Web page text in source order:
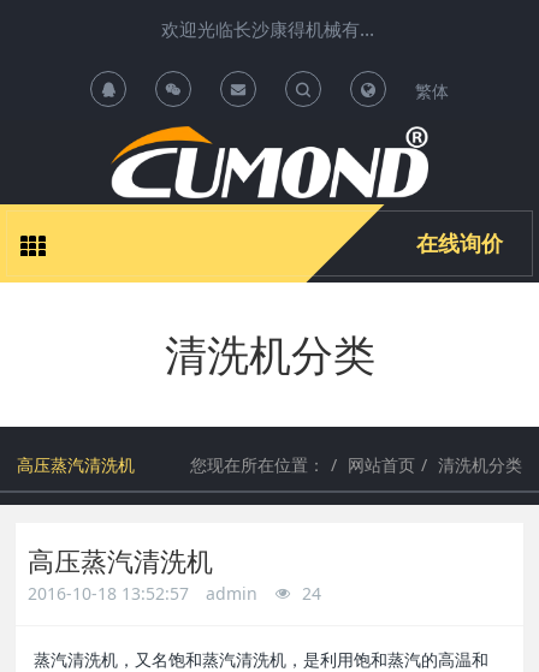
欢迎光临长沙康得机械有限公司清洗机项目运营中心 !
T
o
g
g
l
S
T
o
g
g
l
S
繁体
在线询价
清洗机分类
高压蒸汽清洗机 您现在所在位置： 网站首页 清洗机分类
高压蒸汽清洗机
2016-10-18 13:52:57 admin 24
蒸汽清洗机，又名饱和蒸汽清洗机，是利用饱和蒸汽的高温和